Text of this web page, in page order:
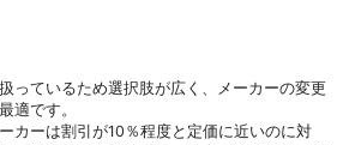
っているため選択肢が広く、メーカーの変更
適です。
カーは割引が10％程度と定価に近いのに対